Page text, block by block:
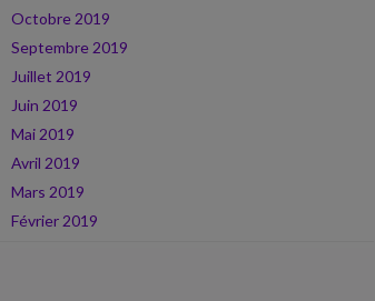
Octobre 2019
Septembre 2019
Juillet 2019
Juin 2019
Mai 2019
Avril 2019
Mars 2019
Février 2019